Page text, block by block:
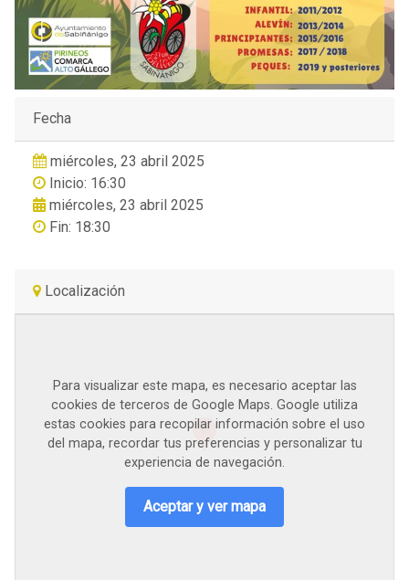
Fecha
miércoles, 23 abril 2025
Inicio: 16:30
miércoles, 23 abril 2025
Fin: 18:30
Localización
Para visualizar este mapa, es necesario aceptar las
cookies de terceros de Google Maps. Google utiliza
estas cookies para recopilar información sobre el uso
del mapa, recordar tus preferencias y personalizar tu
experiencia de navegación.
Aceptar y ver mapa